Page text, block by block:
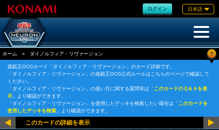
ログイン 日本語
ホーム » ダイノルフィア・リヴァージョン ?
遊戯王OCGカード「ダイノルフィア・リヴァージョン」のカード詳細です。
「ダイノルフィア・リヴァージョン」の遊戯王OCG公式ルールはこちらのページで確認して
ください。
「ダイノルフィア・リヴァージョン」の使い方に関する質問等は「このカードのＱ＆Ａを表
示 」より確認ができます。
「ダイノルフィア・リヴァージョン」を使用したデッキを検索したい場合は「このカードを
使用したデッキを検索 」より確認ができます。